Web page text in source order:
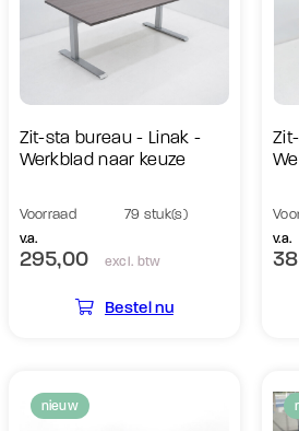
Zit-sta bureau - Linak -
Werkblad naar keuze
Voorraad 79 stuk(s)
v.a.
295,00 excl. btw
Bestel nu
v.a.
nieuw